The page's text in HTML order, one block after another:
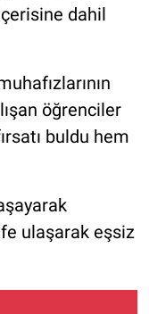
dahil
öğrenciler
buldu hem
ulaşarak eşsiz